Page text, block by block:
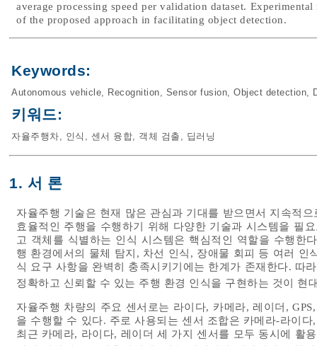
average processing speed per validation dataset.
of the proposed approach in facilitating object detection.
Keywords:
Autonomous vehicle, Recognition, Sensor fusion, Object detection,
키워드:
자율주행차, 인식 , 센서 융합, 객체 검출 , 딥러닝
1. 서 론
자율주행 기술은 현재 많은 관심과 기대를 받으면서 지속적
효율적인 주행을 수행하기 위해 다양한 기술과 시스템을 필
고 객체를 식별하는 인식 시스템은 핵심적인 역할을 수행한
행 환경에서의 물체 탐지, 차선 인식, 장애물 회피 등 여러
식 요구 사항을 완벽히 충족시키기에는 한계가 존재한다. 따
정확하고 신뢰할 수 있는 주행 환경 인식을 구현하는 것이 현
자율주행 차량의 주요 센서로는 라이다, 카메라, 레이더,
을 수행할 수 있다. 주로 사용되는 센서 조합은 카메라-라이
최근 카메라, 라이다, 레이더 세 가지 센서를 모두 동시에 활